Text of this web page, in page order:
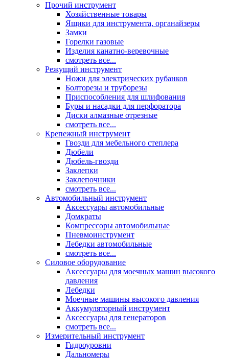
Прочий инструмент
Хозяйственные товары
Ящики для инструмента, органайзеры
Замки
Горелки газовые
Изделия канатно-веревочные
смотреть все...
Режущий инструмент
Ножи для электрических рубанков
Болторезы и труборезы
Приспособления для шлифования
Буры и насадки для перфоратора
Диски алмазные отрезные
смотреть все...
Крепежный инструмент
Гвозди для мебельного степлера
Дюбели
Дюбель-гвозди
Заклепки
Заклепочники
смотреть все...
Автомобильный инструмент
Аксессуары автомобильные
Домкраты
Компрессоры автомобильные
Пневмоинструмент
Лебедки автомобильные
смотреть все...
Силовое оборудование
Аксессуары для моечных машин высокого
давления
Лебедки
Моечные машины высокого давления
Аккумуляторный инструмент
Аксессуары для генераторов
смотреть все...
Измерительный инструмент
Гидроуровни
Дальномеры